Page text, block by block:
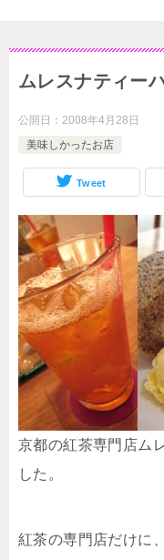
ムレスナティー
公開日： 2008年4月28日
美味しかったお店
Tweet
京都の紅茶専門店ム
した。
紅茶の専門店だけに